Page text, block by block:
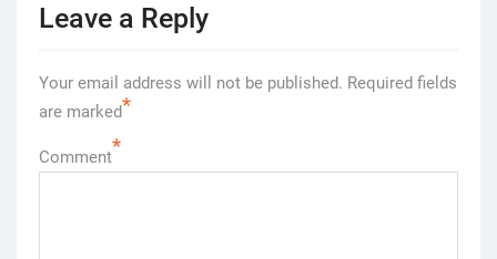
Leave a Reply
Your email address will not be published. Required fields
are marked*
Comment*